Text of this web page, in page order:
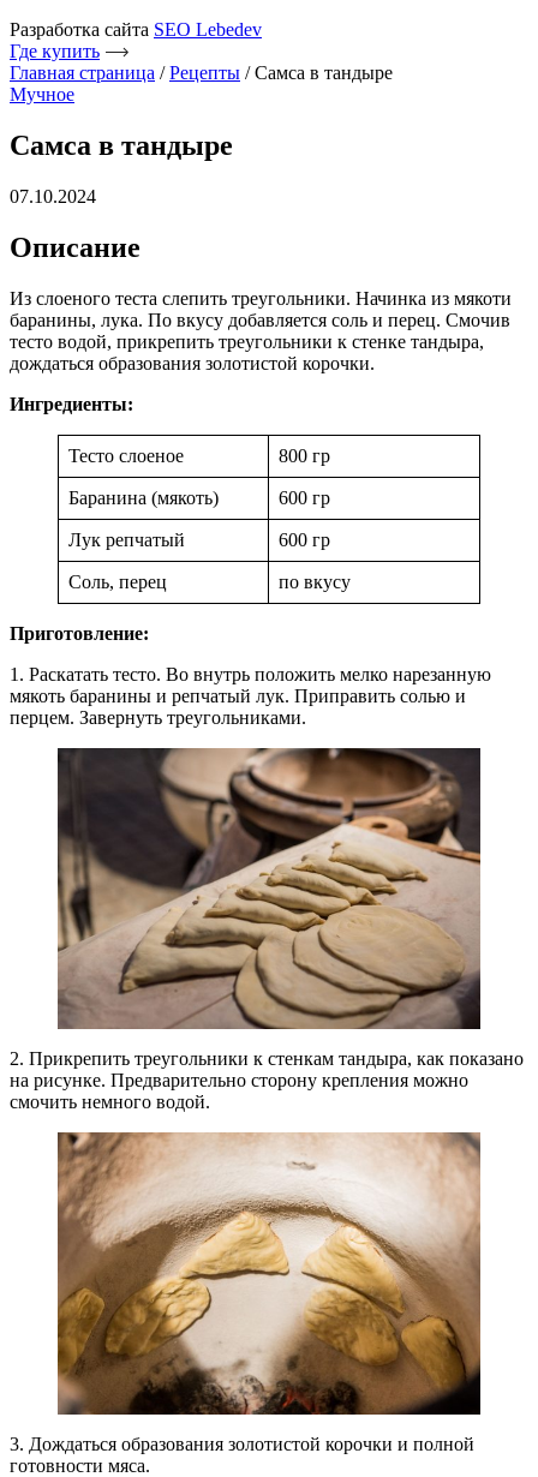
Разработка сайта SEO Lebedev
Где купить
Главная страница /Рецепты /Самса в тандыре
Мучное
Самса в тандыре
07.10.2024
Описание
Из слоеного теста слепить треугольники. Начинка из мякоти
баранины, лука. По вкусу добавляется соль и перец. Смочив
тесто водой, прикрепить треугольники к стенке тандыра,
дождаться образования золотистой корочки.
Ингредиенты:
Тесто слоеное 800 гр
Баранина (мякоть) 600 гр
Лук репчатый 600 гр
Соль, перец по вкусу
Приготовление:
1. Раскатать тесто. Во внутрь положить мелко нарезанную
мякоть баранины и репчатый лук. Приправить солью и
перцем. Завернуть треугольниками.
2. Прикрепить треугольники к стенкам тандыра, как показано
на рисунке. Предварительно сторону крепления можно
смочить немного водой.
3. Дождаться образования золотистой корочки и полной
готовности мяса.